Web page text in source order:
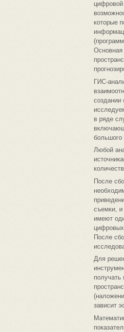
которые
Основная
ГИС-
создании
в ряде
большого
Любой
После
съемки, и
имеют
После
Для
получать
зависит